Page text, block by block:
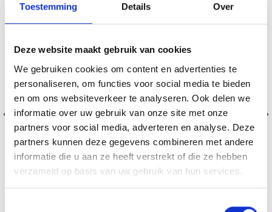
Toestemming Details Over
Deze website maakt gebruik van cookies
We gebruiken cookies om content en advertenties te
personaliseren, om functies voor social media te bieden
en om ons websiteverkeer te analyseren. Ook delen we
informatie over uw gebruik van onze site met onze
partners voor social media, adverteren en analyse. Deze
partners kunnen deze gegevens combineren met andere
informatie die u aan ze heeft verstrekt of die ze hebben
verzameld op basis van uw gebruik van hun services.
19% de réduction
YARN AND COLORS EPIC
8/8
EUR 1.85 EUR 2.30
L'offre expire le 12/08/2026
18% de réduction
YARN AND COLORS
GLAMOUR
100% Polyester
EUR 1.50 EUR 1.85
L'offre expire le 12/08/2026
Économisez jusqu'à 50 %
Soyez le premier à connaître nos soldes et